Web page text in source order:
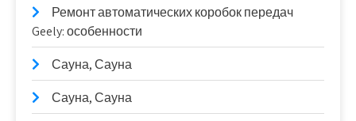
Ремонт автоматических коробок передач
Geely: особенности
Сауна, Сауна
Сауна, Сауна